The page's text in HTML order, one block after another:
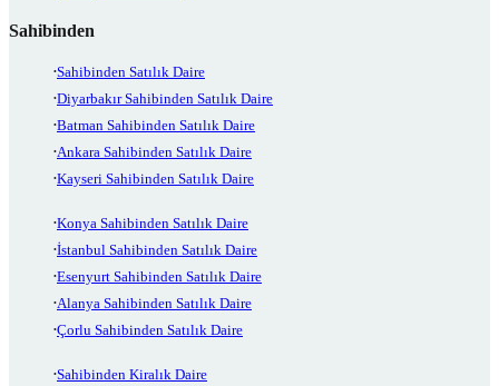
Sahibinden
Sahibinden Satılık Daire
Diyarbakır Sahibinden Satılık Daire
Batman Sahibinden Satılık Daire
Ankara Sahibinden Satılık Daire
Kayseri Sahibinden Satılık Daire
Konya Sahibinden Satılık Daire
İstanbul Sahibinden Satılık Daire
Esenyurt Sahibinden Satılık Daire
Alanya Sahibinden Satılık Daire
Çorlu Sahibinden Satılık Daire
Sahibinden Kiralık Daire